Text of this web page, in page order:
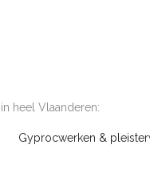
heel Vlaanderen:
Gyprocwerken &